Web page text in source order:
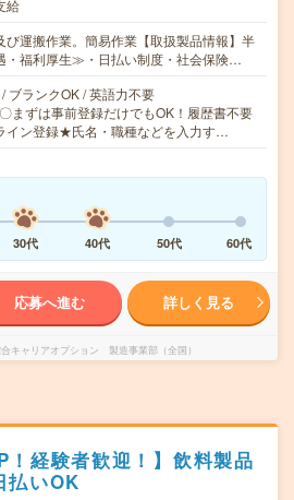
給
び運搬作業。簡易作業【取扱製品情報】半
・福利厚生≫・日払い制度・社会保険…
ブランクOK / 英語力不要
まずは事前登録だけでもOK！履歴書不要
イン登録★氏名・職種などを入力す…
30代 40代 50代 60代
応募へ進む 詳しく見る
キャリアオプション 製造事業部（全国）
！経験者歓迎！】飲料製品
払いOK